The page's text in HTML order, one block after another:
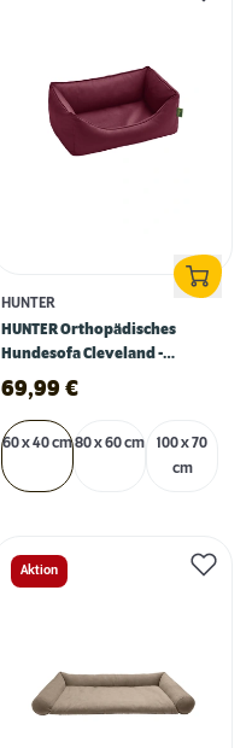
HUNTER
HUNTER Orthopädisches
Hundesofa Cleveland -
bordeauxrot
69,99 €
60 x 40 cm80 x 60 cm
100 x 70
cm
Aktion